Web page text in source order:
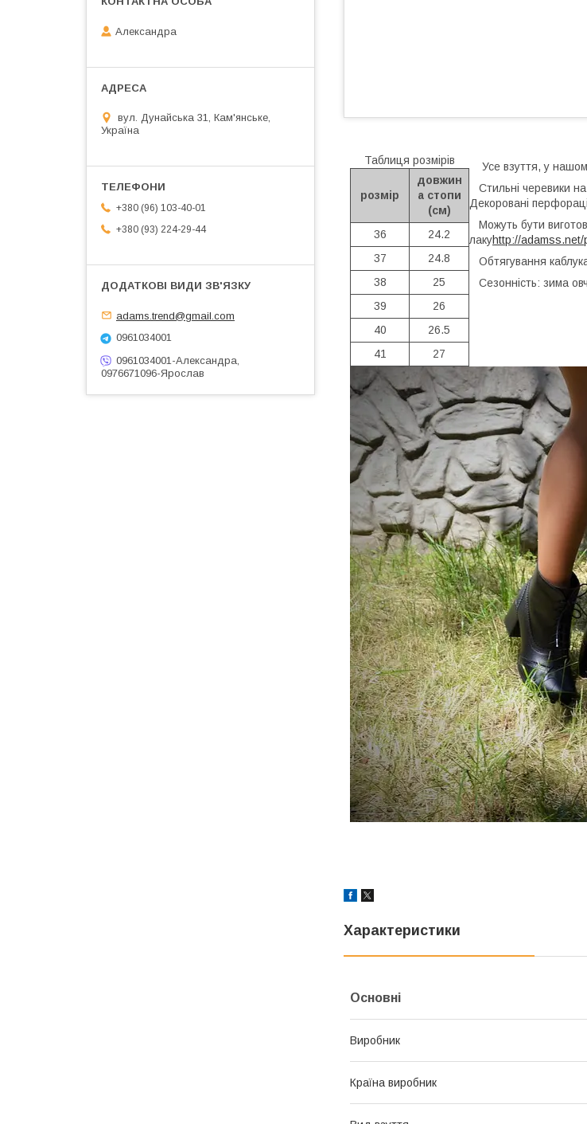
Таблиця розмірів
розмір
довжин
а стопи
(см)
36
24.2
37
24.8
38
25
39
26
40
26.5
41
27
Усе взуття, у
Стильні черевики
Декоровані
Можуть бути
лакуhttp://
Обтягування
Сезонність: зима
Характеристики
Основні
Виробник
Країна виробник
Александра
вул. Дунайська 31, Кам'янське,
Україна
+380 (96) 103-40-01
+380 (93) 224-29-44
adams.trend@gmail.com
0961034001
0961034001-Александра,
0976671096-Ярослав